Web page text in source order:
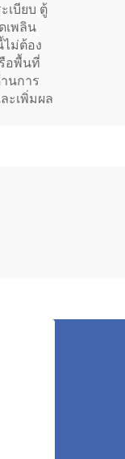
เบียบ ตู้
เพลิน
ม่ต้อง
อพื้นที่
นการ
ะเพิ่มผล